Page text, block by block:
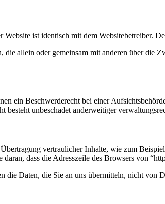
ist identisch mit dem Websitebetreiber.
die allein oder gemeinsam mit anderen über
ein Beschwerderecht bei einer
besteht unbeschadet anderweitiger
vertraulicher Inhalte, wie zum
dass die Adresszeile des Browsers von
Daten, die Sie an uns übermitteln, nicht von